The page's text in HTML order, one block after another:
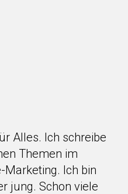
Alles. Ich schreibe
Themen im
Marketing. Ich bin
jung. Schon viele